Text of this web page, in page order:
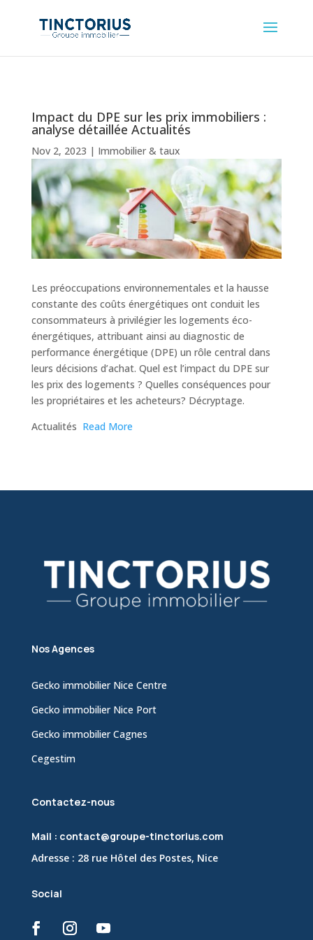
Impact du DPE sur les prix immobiliers :
analyse détaillée Actualités
Nov 2, 2023 | Immobilier & taux
Les préoccupations environnementales et la hausse
constante des coûts énergétiques ont conduit les
consommateurs à privilégier les logements éco-
énergétiques, attribuant ainsi au diagnostic de
performance énergétique (DPE) un rôle central dans
leurs décisions d’achat. Quel est l’impact du DPE sur
les prix des logements ? Quelles conséquences pour
les propriétaires et les acheteurs? Décryptage.
​Actualités Read More
Nos Agences
Gecko immobilier Nice Centre
Gecko immobilier Nice Port
Gecko immobilier Cagnes
Cegestim
Contactez-nous
Mail : contact@groupe-tinctorius.com
Adresse : 28 rue Hôtel des Postes, Nice
Social